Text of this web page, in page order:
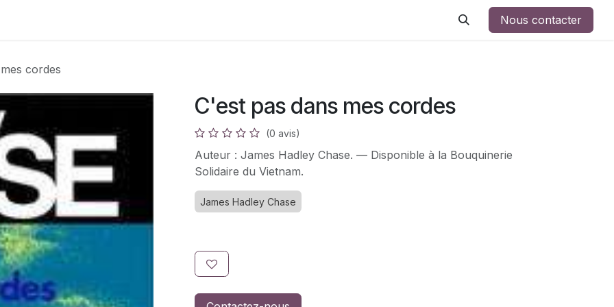
Nous contacter
cordes
C'est pas dans mes cordes
(0 avis)
Auteur : James Hadley Chase. — Disponible à la Bouquinerie
Solidaire du Vietnam.
James Hadley Chase